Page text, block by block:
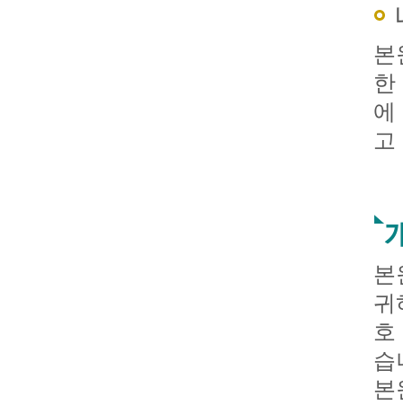
본
한
에
본
귀
호
습
본